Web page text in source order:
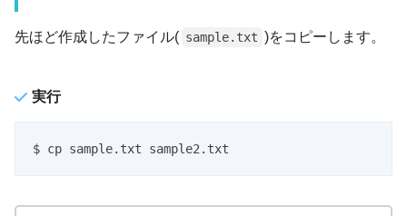
先ほど作成したファイル( sample.txt )をコピーします。
実行
$ cp sample.txt sample2.txt